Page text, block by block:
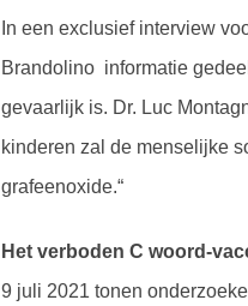
In een exclusief interview
Brandolino informatie
gevaarlijk is. Dr. Luc
kinderen zal de menselijke
grafeenoxide.“
Het verboden C woord-
9 juli 2021 tonen